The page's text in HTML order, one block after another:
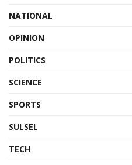
NATIONAL
OPINION
POLITICS
SCIENCE
SPORTS
SULSEL
TECH